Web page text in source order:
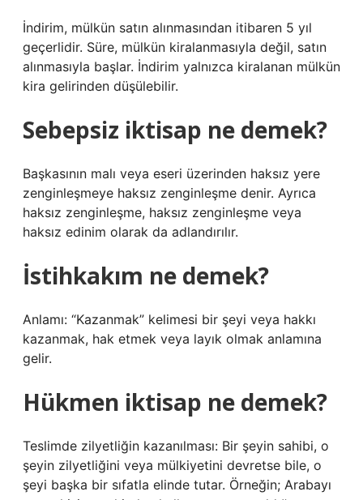
İndirim, mülkün satın alınmasından itibaren 5 yıl
geçerlidir. Süre, mülkün kiralanmasıyla değil, satın
alınmasıyla başlar. İndirim yalnızca kiralanan mülkün
kira gelirinden düşülebilir.
Sebepsiz iktisap ne demek?
Başkasının malı veya eseri üzerinden haksız yere
zenginleşmeye haksız zenginleşme denir. Ayrıca
haksız zenginleşme, haksız zenginleşme veya
haksız edinim olarak da adlandırılır.
İstihkakım ne demek?
Anlamı: “Kazanmak” kelimesi bir şeyi veya hakkı
kazanmak, hak etmek veya layık olmak anlamına
gelir.
Hükmen iktisap ne demek?
Teslimde zilyetliğin kazanılması: Bir şeyin sahibi, o
şeyin zilyetliğini veya mülkiyetini devretse bile, o
şeyi başka bir sıfatla elinde tutar. Örneğin; Arabayı